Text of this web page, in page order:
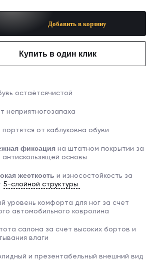
Добавить в корзину
Купить в один клик
остаётсячистой
неприятногозапаха
портятся от каблуковна обуви
фиксация наштатном покрытии за
антискользящей основы
жесткость иизносостойкость за
5-слойной структуры
уровень комфорта для ног за счет
автомобильного ковролина
салона за счетвысоких бортов и
влаги
и презентабельный внешний вид